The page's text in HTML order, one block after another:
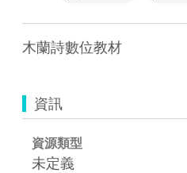
木蘭詩數位教材
資訊
資源類型
未定義